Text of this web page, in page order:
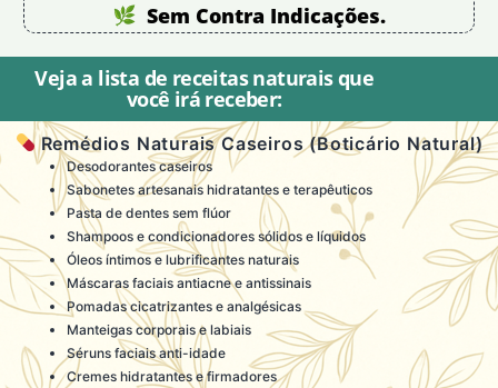
Sem Contra Indicações.
Veja a lista de receitas naturais que
você irá receber:
Remédios Naturais Caseiros (Boticário Natural)
Desodorantes caseiros
Sabonetes artesanais hidratantes e terapêuticos
Pasta de dentes sem flúor
Shampoos e condicionadores sólidos e líquidos
Óleos íntimos e lubrificantes naturais
Máscaras faciais antiacne e antissinais
Pomadas cicatrizantes e analgésicas
Manteigas corporais e labiais
Séruns faciais anti-idade
Cremes hidratantes e firmadores